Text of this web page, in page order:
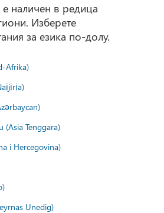
наличен в редица
Изберете
за езика по-долу.
Afrika)
(Asia Tenggara)
i Hercegovina)
Unedig)